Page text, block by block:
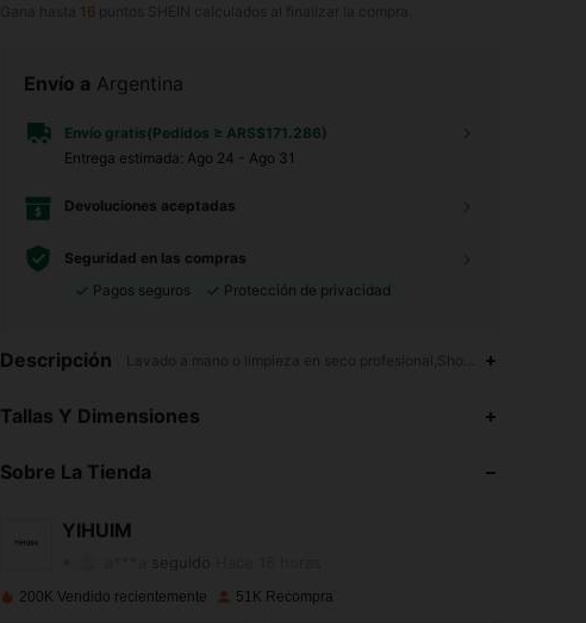
16
Envío a Argentina
Envío gratis(Pedidos ≥ ARS$171.286)
Entrega estimada: Ago 24 - Ago 31
Devoluciones aceptadas
Seguridad en las compras
Pagos seguros
Protección de privacidad
Descripción Lavado a mano o limpieza en seco profesional,Shorts
Tallas Y Dimensiones
Sobre La Tienda
YIHUIM
4,87
4,87
4,87
seguido
200K Vendido recientemente 51K Recompra